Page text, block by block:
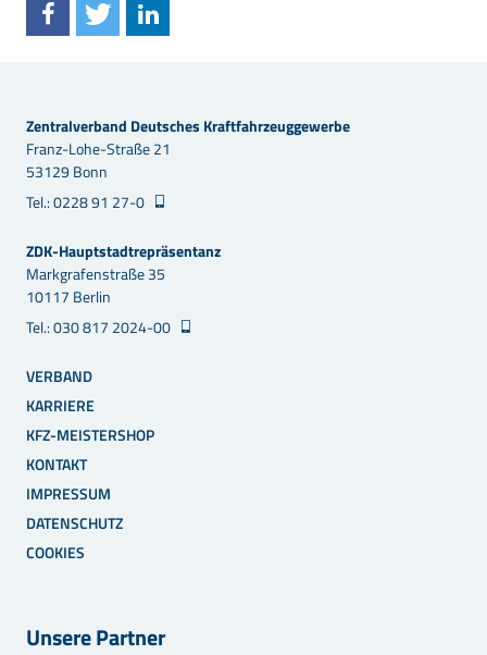
Zentralverband Deutsches Kraftfahrzeuggewerbe
Franz-Lohe-Straße 21
53129 Bonn
Tel.: 0228 91 27-0
ZDK-Hauptstadtrepräsentanz
Markgrafenstraße 35
10117 Berlin
Tel.: 030 817 2024-00
VERBAND
KARRIERE
KFZ-MEISTERSHOP
KONTAKT
IMPRESSUM
DATENSCHUTZ
COOKIES
Unsere Partner